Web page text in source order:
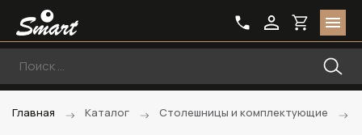
Главная Каталог Столешницы и комплектующие